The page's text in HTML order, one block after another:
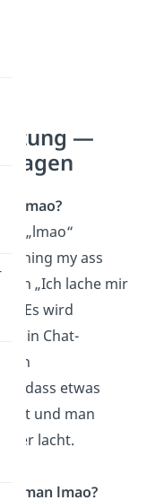
—
lmao?
„lmao“
my ass
„Ich lache mir
Es wird
um in Chat-
dass etwas
ist und man
lacht.
man lmao?